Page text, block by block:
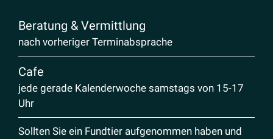
Beratung & Vermittlung
nach vorheriger Terminabsprache
Cafe
jede gerade Kalenderwoche samstags von 15-17
Uhr
Sollten Sie ein Fundtier aufgenommen haben und